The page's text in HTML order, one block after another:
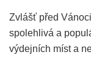
Zvlášť před
spolehlivá a
výdejních míst a